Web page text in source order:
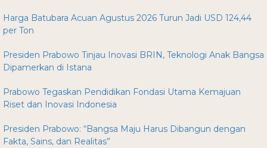
Harga Batubara Acuan Agustus 2026 Turun Jadi USD 124,44
per Ton
Presiden Prabowo Tinjau Inovasi BRIN, Teknologi Anak Bangsa
Dipamerkan di Istana
Prabowo Tegaskan Pendidikan Fondasi Utama Kemajuan
Riset dan Inovasi Indonesia
Presiden Prabowo: “Bangsa Maju Harus Dibangun dengan
Fakta, Sains, dan Realitas”